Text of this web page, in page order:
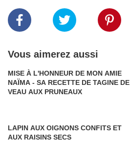
Vous aimerez aussi
MISE À L'HONNEUR DE MON AMIE
NAÏMA - SA RECETTE DE TAGINE DE
VEAU AUX PRUNEAUX
LAPIN AUX OIGNONS CONFITS ET
AUX RAISINS SECS